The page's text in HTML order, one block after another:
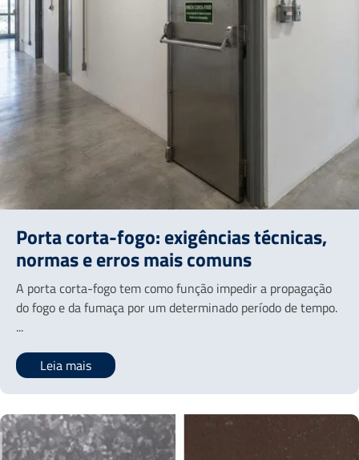
Porta corta-fogo: exigências técnicas,
normas e erros mais comuns
A porta corta-fogo tem como função impedir a propagação
do fogo e da fumaça por um determinado período de tempo.
...
Leia mais